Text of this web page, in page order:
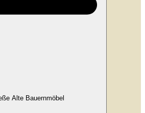
Alte Bauernmöbel